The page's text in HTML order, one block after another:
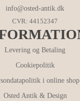
info@osted-antik.dk
CVR: 44152347
Levering og Betaling
Cookiepolitik
i online shop
Osted Antik & Design